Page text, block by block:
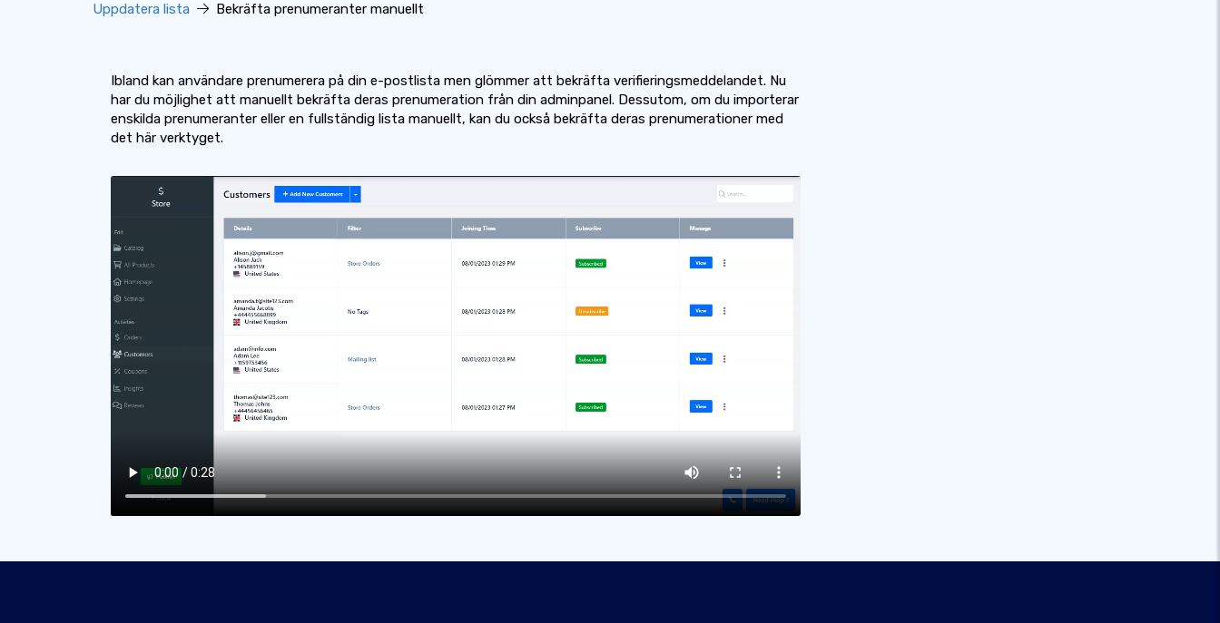
Uppdatera lista Bekräfta prenumeranter manuellt
Ibland kan användare prenumerera på din e-postlista men glömmer att bekräfta verifieringsmeddelandet. Nu
har du möjlighet att manuellt bekräfta deras prenumeration från din adminpanel. Dessutom, om du importerar
enskilda prenumeranter eller en fullständig lista manuellt, kan du också bekräfta deras prenumerationer med
det här verktyget.